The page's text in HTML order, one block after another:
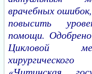
врачебных
повысить
помощи.
Цикловой